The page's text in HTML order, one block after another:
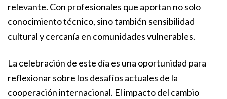
relevante. Con profesionales que aportan no solo
conocimiento técnico, sino también sensibilidad
cultural y cercanía en comunidades vulnerables.
La celebración de este día es una oportunidad para
reflexionar sobre los desafíos actuales de la
cooperación internacional. El impacto del cambio